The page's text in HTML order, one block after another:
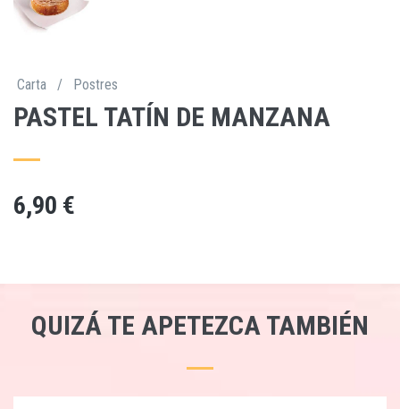
Carta / Postres
PASTEL TATÍN DE MANZANA
6,90 €
QUIZÁ TE APETEZCA TAMBIÉN